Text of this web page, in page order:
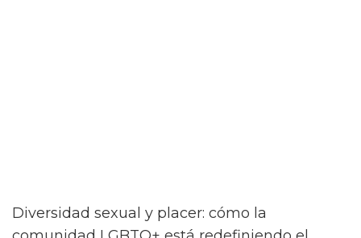
Diversidad sexual y placer: cómo la